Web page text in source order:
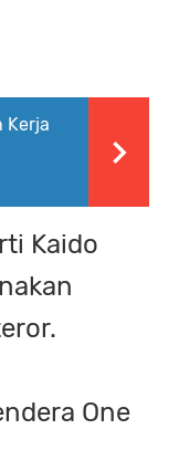
Kerja
Kaido
One